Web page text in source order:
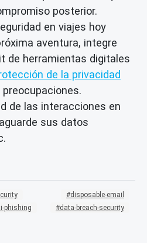
posterior.
en viajes hoy
aventura, integre
de herramientas digitales
de la privacidad
de las interacciones en
sus datos
disposable-email
phishing
data-breach-security